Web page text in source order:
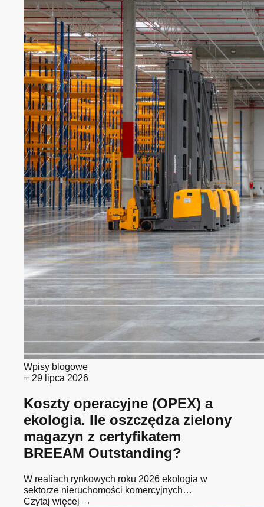
Wpisy blogowe
29 lipca 2026
Koszty operacyjne (OPEX) a
ekologia. Ile oszczędza zielony
magazyn z certyfikatem
BREEAM Outstanding?
W realiach rynkowych roku 2026 ekologia w
sektorze nieruchomości komercyjnych…
Czytaj więcej →